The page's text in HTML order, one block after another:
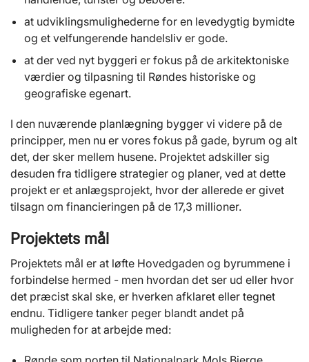
at udviklingsmulighederne for en levedygtig bymidte
og et velfungerende handelsliv er gode.
at der ved nyt byggeri er fokus på de arkitektoniske
værdier og tilpasning til Røndes historiske og
geografiske egenart.
I den nuværende planlægning bygger vi videre på de
principper, men nu er vores fokus på gade, byrum og alt
det, der sker mellem husene. Projektet adskiller sig
desuden fra tidligere strategier og planer, ved at dette
projekt er et anlægsprojekt, hvor der allerede er givet
tilsagn om financieringen på de 17,3 millioner.
Projektets mål
Projektets mål er at løfte Hovedgaden og byrummene i
forbindelse hermed - men hvordan det ser ud eller hvor
det præcist skal ske, er hverken afklaret eller tegnet
endnu. Tidligere tanker peger blandt andet på
muligheden for at arbejde med: